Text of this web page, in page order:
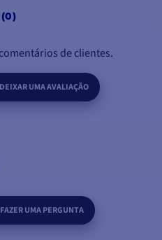
(0)
de clientes.
UMA AVALIAÇÃO
UMA PERGUNTA